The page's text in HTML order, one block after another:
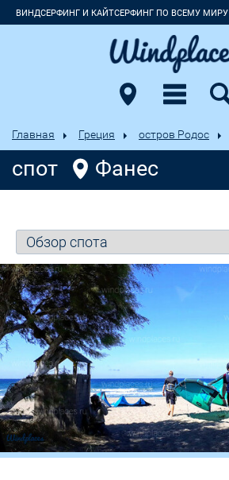
ВИНДСЕРФИНГ И КАЙТСЕРФИНГ ПО ВСЕМУ МИРУ
Главная Греция остров Родос
спот Фанес